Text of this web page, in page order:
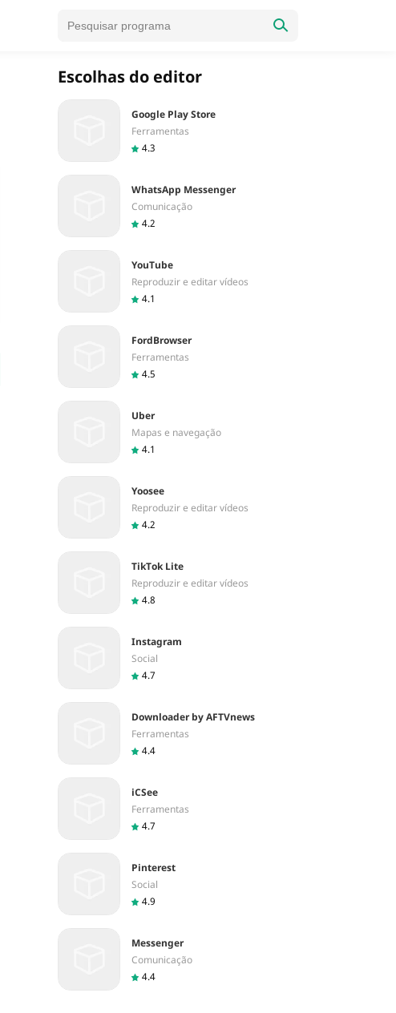
Escolhas do editor
Google Play Store
Ferramentas
4.3
WhatsApp Messenger
Comunicação
4.2
YouTube
Reproduzir e editar vídeos
4.1
FordBrowser
Ferramentas
4.5
Uber
Mapas e navegação
4.1
Yoosee
Reproduzir e editar vídeos
4.2
TikTok Lite
Reproduzir e editar vídeos
4.8
Instagram
Social
4.7
Downloader by AFTVnews
Ferramentas
4.4
iCSee
Ferramentas
4.7
Pinterest
Social
4.9
Messenger
Comunicação
4.4